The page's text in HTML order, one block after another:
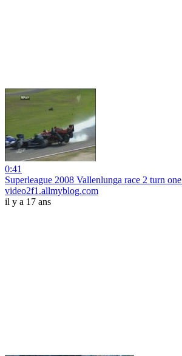
0:41
Superleague 2008 Vallenlunga race 2 turn
video2f1.allmyblog.com
il y a 17 ans